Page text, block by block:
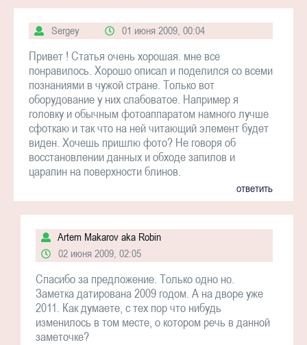
Sergey 01 июня 2009, 00:04
Привет ! Статья очень хорошая. мне все
понравилось. Хорошо описал и поделился со всеми
познаниями в чужой стране. Только вот
оборудование у них слабоватое. Например я
головку и обычным фотоаппаратом намного лучше
сфоткаю и так что на ней читающий элемент будет
виден. Хочешь пришлю фото? Не говоря об
восстановлении данных и обходе запилов и
царапин на поверхности блинов.
ответить
Artem Makarov aka Robin
02 июня 2009, 02:05
Спасибо за предложение. Только одно но.
Заметка датирована 2009 годом. А на дворе уже
2011. Как думаете, с тех пор что нибудь
изменилось в том месте, о котором речь в данной
заметочке?